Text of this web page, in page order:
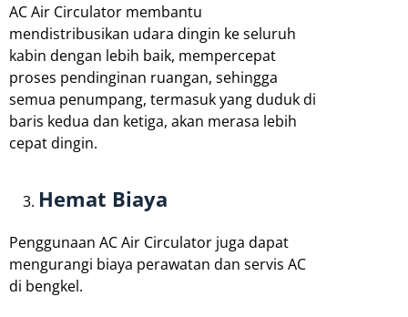
AC Air Circulator membantu
mendistribusikan udara dingin ke seluruh
kabin dengan lebih baik, mempercepat
proses pendinginan ruangan, sehingga
semua penumpang, termasuk yang duduk di
baris kedua dan ketiga, akan merasa lebih
cepat dingin.
Hemat Biaya
Penggunaan AC Air Circulator juga dapat
mengurangi biaya perawatan dan servis AC
di bengkel.